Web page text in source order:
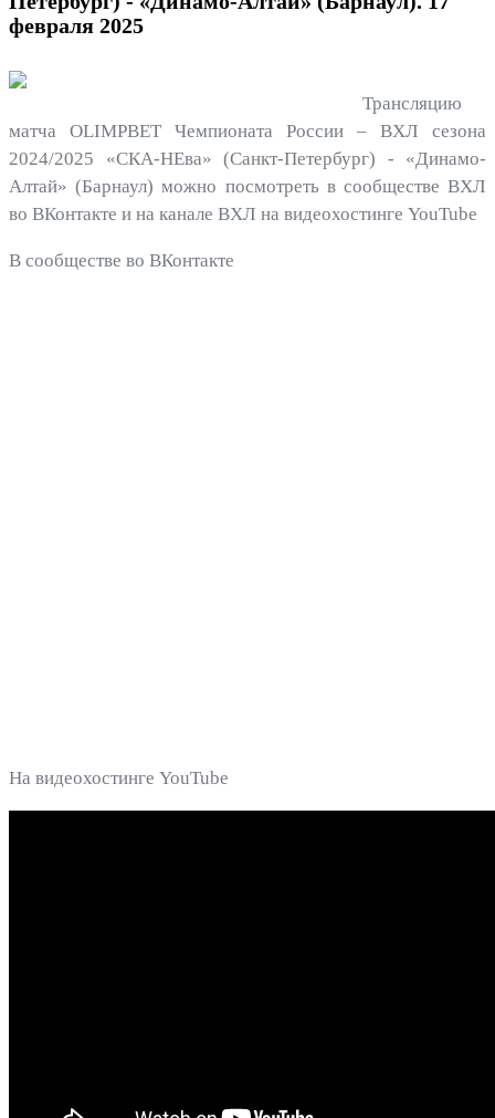
февраля 2025
Трансляцию
матча OLIMPBET Чемпионата России – ВХЛ сезона
2024/2025 «СКА-НЕва» (Санкт-Петербург) - «Динамо-
Алтай» (Барнаул) можно посмотреть в сообществе ВХЛ
во ВКонтакте и на канале ВХЛ на видеохостинге YouTube
В сообществе во ВКонтакте
На видеохостинге YouTube